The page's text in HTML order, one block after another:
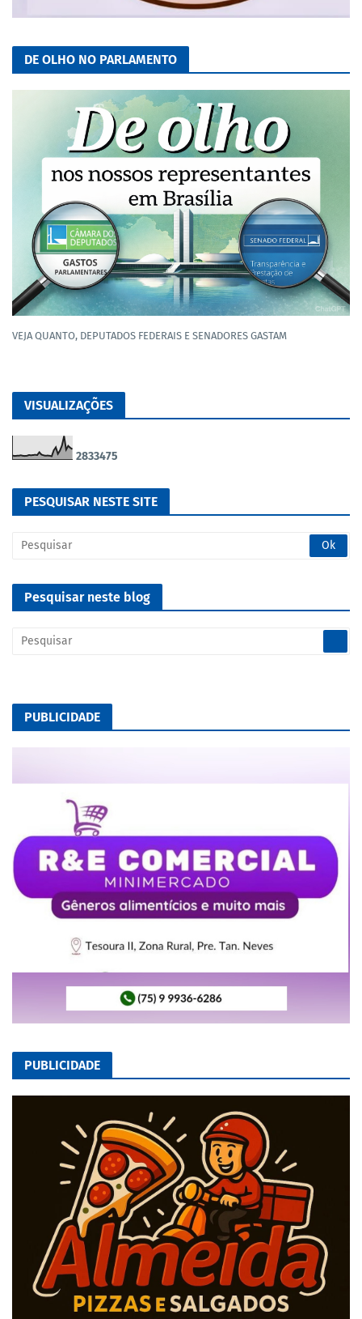
DE OLHO NO PARLAMENTO
VEJA QUANTO, DEPUTADOS FEDERAIS E SENADORES GASTAM
VISUALIZAÇÕES
2833475
PESQUISAR NESTE SITE
Pesquisar neste blog
PUBLICIDADE
PUBLICIDADE